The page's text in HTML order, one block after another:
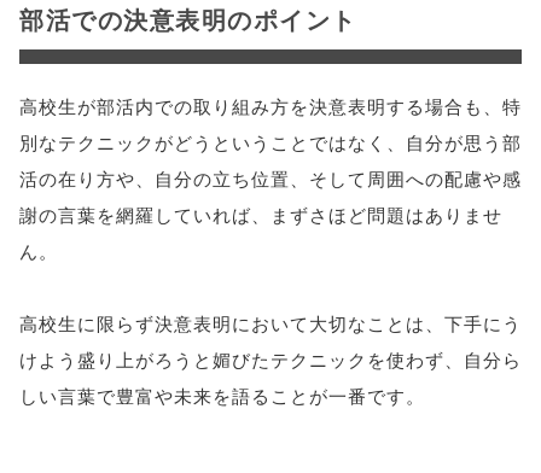
部活での決意表明のポイント
高校生が部活内での取り組み方を決意表明する場合も、特
別なテクニックがどうということではなく、自分が思う部
活の在り方や、自分の立ち位置、そして周囲への配慮や感
謝の言葉を網羅していれば、まずさほど問題はありませ
ん。
高校生に限らず決意表明において大切なことは、下手にう
けよう盛り上がろうと媚びたテクニックを使わず、自分ら
しい言葉で豊富や未来を語ることが一番です。